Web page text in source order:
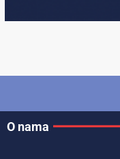
O nama